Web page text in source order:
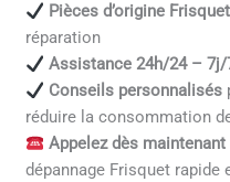
Pièces d’origine
réparation
Assistance 24h/24 – 7j/
Conseils personnalisés
réduire la consommation
Appelez dès maintenant
dépannage Frisquet rapide